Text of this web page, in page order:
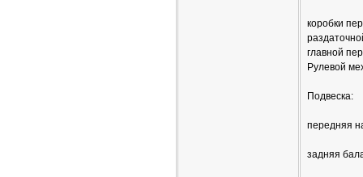
коробки
главной
Рулевой
Подвеска:
передняя
задняя